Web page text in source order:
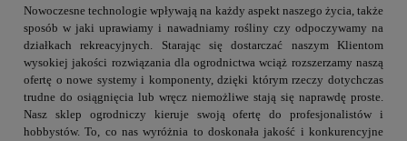
Nowoczesne technologie wpływają na każdy aspekt naszego życia, także
sposób w jaki uprawiamy i nawadniamy rośliny czy odpoczywamy na
działkach rekreacyjnych. Starając się dostarczać naszym Klientom
wysokiej jakości rozwiązania dla ogrodnictwa wciąż rozszerzamy naszą
ofertę o nowe systemy i komponenty, dzięki którym rzeczy dotychczas
trudne do osiągnięcia lub wręcz niemożliwe stają się naprawdę proste.
Nasz sklep ogrodniczy kieruje swoją ofertę do profesjonalistów i
hobbystów. To, co nas wyróżnia to doskonała jakość i konkurencyjne